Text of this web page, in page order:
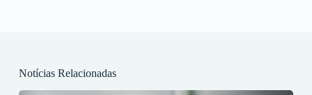
Notícias Relacionadas